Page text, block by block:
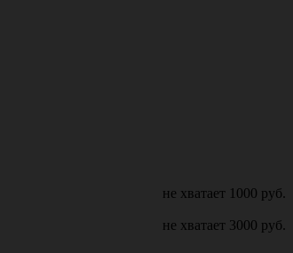
не хватает 1000 руб.
не хватает 3000 руб.